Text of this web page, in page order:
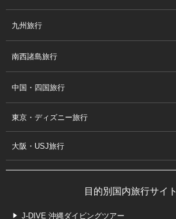
九州旅行
南西諸島旅行
中国・四国旅行
東京・ディズニー旅行
大阪・USJ旅行
目的別国内旅行サイト
J-DIVE 沖縄ダイビングツアー